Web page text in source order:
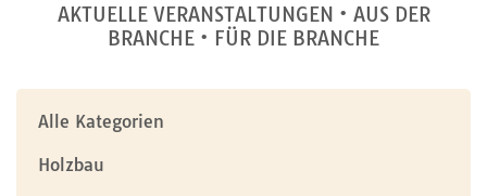
AKTUELLE VERANSTALTUNGEN • AUS DER
BRANCHE • FÜR DIE BRANCHE
Alle Kategorien
Holzbau